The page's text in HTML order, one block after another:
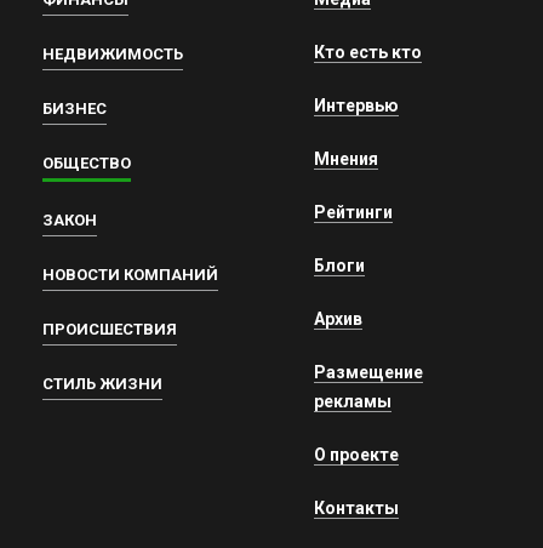
НЕДВИЖИМОСТЬ
БИЗНЕС
ОБЩЕСТВО
ЗАКОН
НОВОСТИ КОМПАНИЙ
ПРОИСШЕСТВИЯ
СТИЛЬ ЖИЗНИ
Кто есть кто
Интервью
Мнения
Рейтинги
Блоги
Архив
Размещение
рекламы
О проекте
Контакты